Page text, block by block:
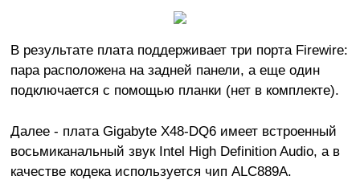
В результате плата поддерживает три порта Firewire:
пара расположена на задней панели, а еще один
подключается с помощью планки (нет в комплекте).
Далее - плата Gigabyte X48-DQ6 имеет встроенный
восьмиканальный звук Intel High Definition Audio, а в
качестве кодека используется чип ALC889A.